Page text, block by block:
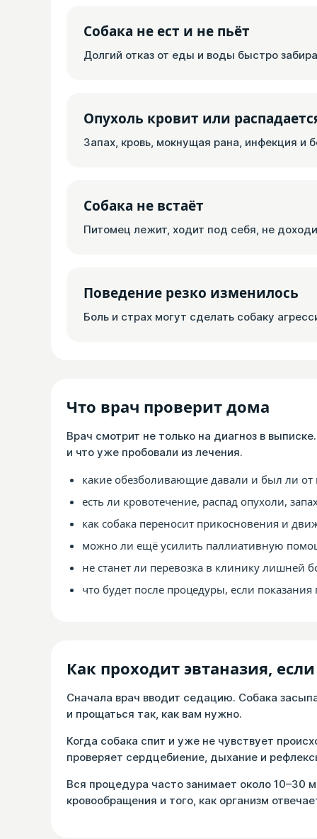
Собака не ест и не пьёт
Долгий отказ от еды и воды быстро
Опухоль кровит или
Запах, кровь, мокнущая рана, инфекция и
Собака не встаёт
Питомец лежит, ходит под себя, не
Поведение резко изменилось
Боль и страх могут сделать собаку
Что врач проверит дома
Врач смотрит не только на диагноз в
и что уже пробовали из лечения.
какие обезболивающие давали и был ли от
есть ли кровотечение, распад опухоли,
как собака переносит прикосновения и
можно ли ещё усилить паллиативную
не станет ли перевозка в клинику лишней
что будет после процедуры, если показания
Как проходит эвтаназия,
Сначала врач вводит седацию. Собака
и прощаться так, как вам нужно.
Когда собака спит и уже не чувствует
проверяет сердцебиение, дыхание и
Вся процедура часто занимает около 10–30
кровообращения и того, как организм